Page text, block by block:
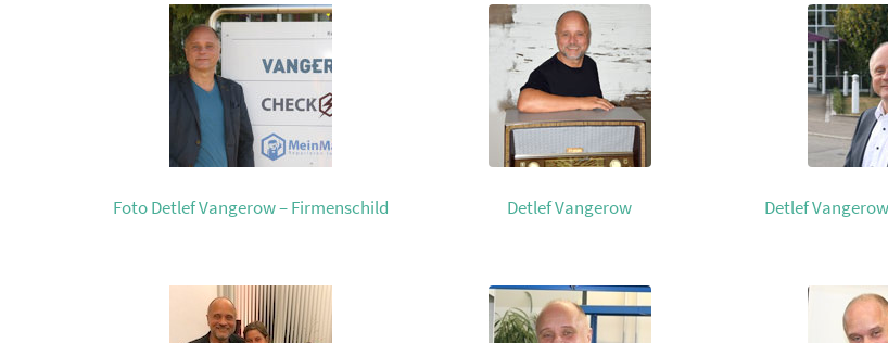
Foto Detlef Vangerow – Firmenschild Detlef Vangerow Detlef